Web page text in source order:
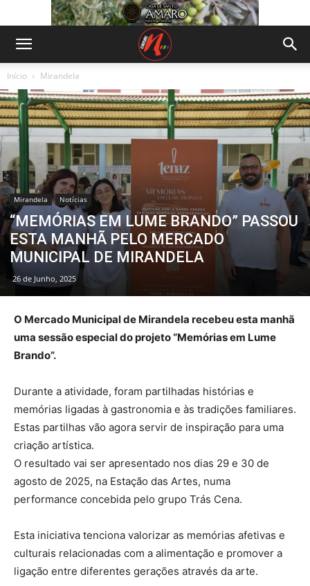
Início Mirandela
Mirandela Notícias
“MEMÓRIAS EM LUME BRANDO” PASSOU
ESTA MANHÃ PELO MERCADO
MUNICIPAL DE MIRANDELA
26 de Junho, 2025
O Mercado Municipal de Mirandela recebeu esta manhã
uma sessão especial do projeto “Memórias em Lume
Brando”.
Durante a atividade, foram partilhadas histórias e
memórias ligadas à gastronomia e às tradições familiares.
Estas partilhas vão agora servir de inspiração para uma
criação artística.
O resultado vai ser apresentado nos dias 29 e 30 de
agosto de 2025, na Estação das Artes, numa
performance concebida pelo grupo Trás Cena.
Esta iniciativa tenciona valorizar as memórias afetivas e
culturais relacionadas com a alimentação e promover a
ligação entre diferentes gerações através da arte.